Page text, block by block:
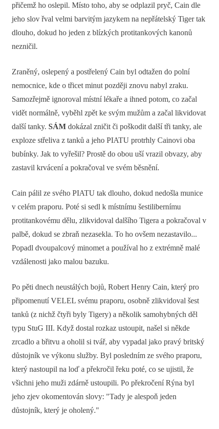
přičemž ho oslepil. Místo toho, aby se odplazil pryč, Cain dle
jeho slov řval velmi barvitým jazykem na nepřátelský Tiger tak
dlouho, dokud ho jeden z blízkých protitankových kanonů
nezničil.
Zraněný, oslepený a postřelený Cain byl odtažen do polní
nemocnice, kde o třicet minut později znovu nabyl zraku.
Samozřejmě ignoroval místní lékaře a ihned potom, co začal
vidět normálně, vyběhl zpět ke svým mužům a začal likvidovat
další tanky. SÁM dokázal zničit či poškodit další tři tanky, ale
exploze střeliva z tanků a jeho PIATU protrhly Cainovi oba
bubínky. Jak to vyřešil? Prostě do obou uší vrazil obvazy, aby
zastavil krvácení a pokračoval ve svém běsnění.
Cain pálil ze svého PIATU tak dlouho, dokud nedošla munice
v celém praporu. Poté si sedl k místnímu šestilibernímu
protitankovému dělu, zlikvidoval dalšího Tigera a pokračoval v
palbě, dokud se zbraň nezasekla. To ho ovšem nezastavilo...
Popadl dvoupalcový minomet a používal ho z extrémně malé
vzdálenosti jako malou bazuku.
Po pěti dnech neustálých bojů, Robert Henry Cain, který pro
připomenutí VELEL svému praporu, osobně zlikvidoval šest
tanků (z nichž čtyři byly Tigery) a několik samohybných děl
typu StuG III. Když dostal rozkaz ustoupit, našel si někde
zrcadlo a břitvu a oholil si tvář, aby vypadal jako pravý britský
důstojník ve výkonu služby. Byl posledním ze svého praporu,
který nastoupil na loď a překročil řeku poté, co se ujistil, že
všichni jeho muži zdárně ustoupili. Po překročení Rýna byl
jeho zjev okomentován slovy: "Tady je alespoň jeden
důstojník, který je oholený."